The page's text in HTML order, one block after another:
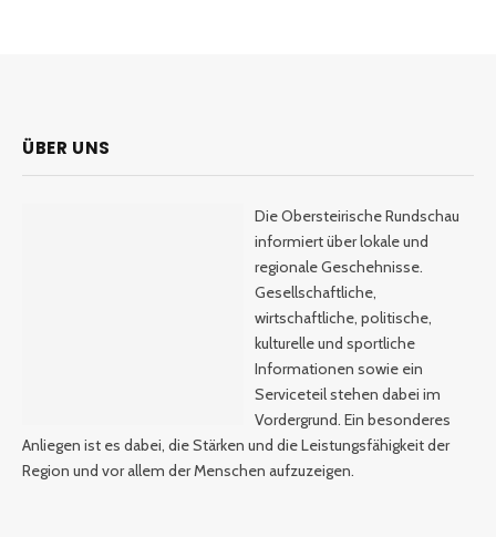
ÜBER UNS
Die Obersteirische Rundschau
informiert über lokale und
regionale Geschehnisse.
Gesellschaftliche,
wirtschaftliche, politische,
kulturelle und sportliche
Informationen sowie ein
Serviceteil stehen dabei im
Vordergrund. Ein besonderes
Anliegen ist es dabei, die Stärken und die Leistungsfähigkeit der
Region und vor allem der Menschen aufzuzeigen.